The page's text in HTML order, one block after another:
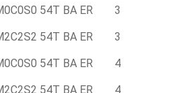
54T BA ER 3
54T BA ER 3
54T BA ER 4
54T BA ER 4